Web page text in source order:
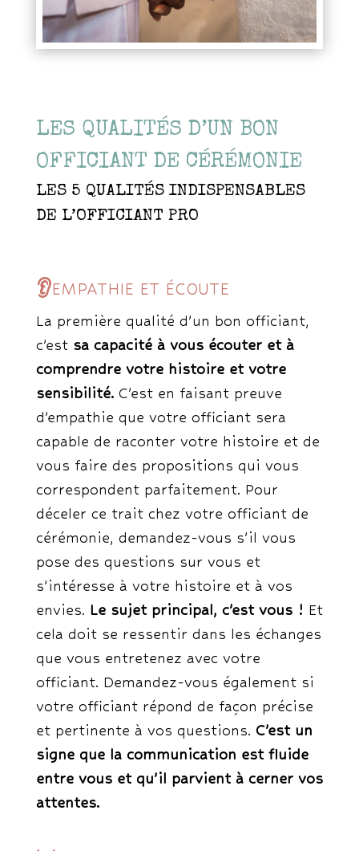
LES QUALITÉS D’UN BON
OFFICIANT DE CÉRÉMONIE
LES 5 QUALITÉS INDISPENSABLES
DE L’OFFICIANT PRO
👂EMPATHIE ET ÉCOUTE
La première qualité d’un bon officiant,
c’est sa capacité à vous écouter et à
comprendre votre histoire et votre
sensibilité.C’est en faisant preuve
d’empathie que votre officiant sera
capable de raconter votre histoire et de
vous faire des propositions qui vous
correspondent parfaitement. Pour
déceler ce trait chez votre officiant de
cérémonie, demandez-vous s’il vous
pose des questions sur vous et
s’intéresse à votre histoire et à vos
envies. Le sujet principal, c’est vous ! Et
cela doit se ressentir dans les échanges
que vous entretenez avec votre
officiant. Demandez-vous également si
votre officiant répond de façon précise
et pertinente à vos questions. C’est un
signe que la communication est fluide
entre vous et qu’il parvient à cerner vos
attentes.